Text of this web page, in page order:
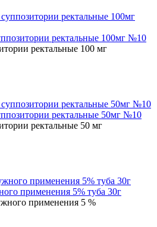
ректальные 100мг №10
ректальные 100 мг
ректальные 50мг №10
ректальные 50 мг
применения 5% туба 30г
применения 5 %